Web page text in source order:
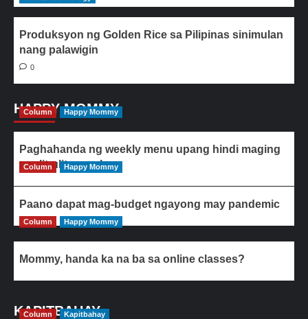
Produksyon ng Golden Rice sa Pilipinas sinimulan
nang palawigin
0
HAPPY MOMMY
Column Happy Mommy
Paghahanda ng weekly menu upang hindi maging
paulit-ulit ang ulam
Column Happy Mommy
Paano dapat mag-budget ngayong may pandemic
Column Happy Mommy
Mommy, handa ka na ba sa online classes?
KAPITBAHAY
Column Kapitbahay